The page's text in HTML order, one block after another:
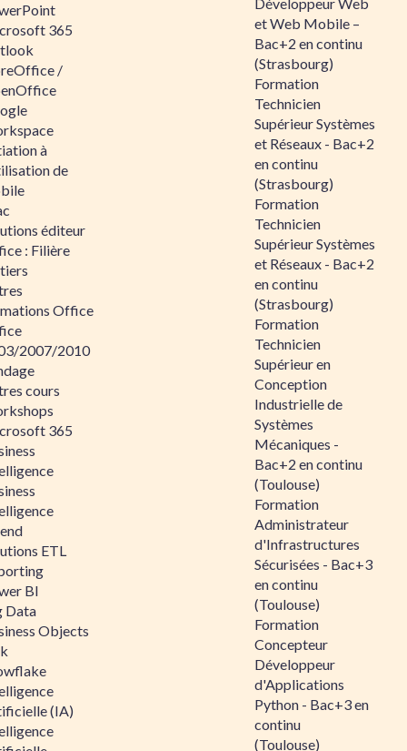
365
/
à
de
éditeur
: Filière
Office
2007/2010
cours
365
ETL
BI
Data
Objects
(IA)
et Web Mobile –
Bac+2 en continu
(Strasbourg)
Formation
Technicien
Supérieur Systèmes
et Réseaux - Bac+2
en continu
(Strasbourg)
Formation
Technicien
Supérieur Systèmes
et Réseaux - Bac+2
en continu
(Strasbourg)
Formation
Technicien
Supérieur en
Conception
Industrielle de
Systèmes
Mécaniques -
Bac+2 en continu
(Toulouse)
Formation
Administrateur
d'Infrastructures
Sécurisées - Bac+3
en continu
(Toulouse)
Formation
Concepteur
Développeur
d'Applications
Python - Bac+3 en
continu
(Toulouse)